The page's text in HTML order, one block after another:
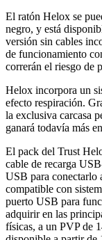
El ratón Helox se
negro, y está
versión sin cables
de funcionamiento
correrán el riesgo de
Helox incorpora un
efecto respiración.
la exclusiva carcasa
ganará todavía más
El pack del Trust
cable de recarga
USB para conectarlo
compatible con
puerto USB para
adquirir en las
físicas, a un PVP de